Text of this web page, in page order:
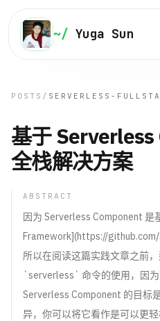
~/ Yuga Sun
POSTS / SERVERLESS-
基于
全栈解决方案
ABSTRACT
因为 Serverless Component
Framework](https://
所以在阅读这篇实践文章之前
`serverless` 命令的使用，因
Serverless Component 的目标
异，你可以将它看作是可以更
主 主页
~/home
系 系列
/series
标 标签